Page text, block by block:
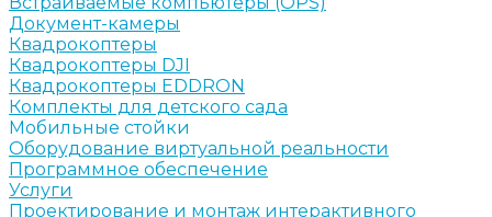
Документ-камеры
Квадрокоптеры
Квадрокоптеры DJI
Квадрокоптеры EDDRON
Комплекты для детского сада
Мобильные стойки
Оборудование виртуальной реальности
Программное обеспечение
Услуги
Проектирование и монтаж интерактивного